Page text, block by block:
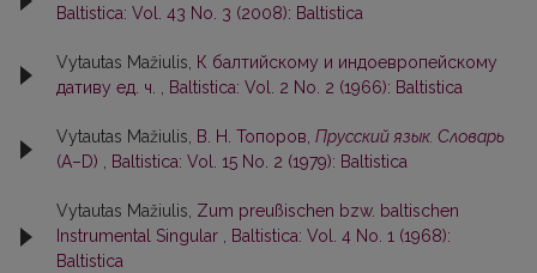
Baltistica: Vol. 43 No. 3 (2008): Baltistica
Vytautas Mažiulis, К балтийскому и индоевропейскому
дативу ед. ч. , Baltistica: Vol. 2 No. 2 (1966): Baltistica
Vytautas Mažiulis, В. Н. Топоров, Прусский язык. Словарь
(А–D) , Baltistica: Vol. 15 No. 2 (1979): Baltistica
Vytautas Mažiulis, Zum preußischen bzw. baltischen
Instrumental Singular , Baltistica: Vol. 4 No. 1 (1968):
Baltistica